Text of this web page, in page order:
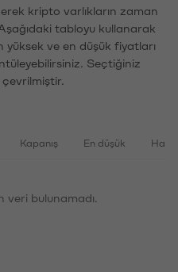
kripto varlıkların zaman
tabloyu kullanarak
yüksek ve en düşük fiyatları
Seçtiğiniz
Kapanış En düşük
veri bulunamadı.